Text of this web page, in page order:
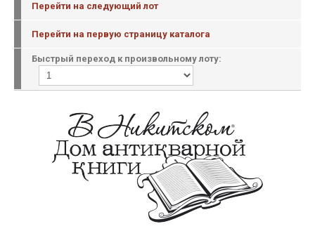
Перейти на следующий лот
Перейти на первую страницу каталога
Быстрый переход к произвольному лоту: